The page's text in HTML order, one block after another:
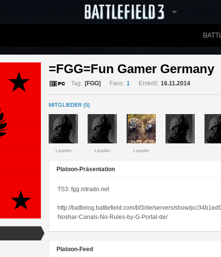
RANGLISTEN
=FGG=Fun Gamer Germany
Tag: [FGG] Fans: 1 Erstellt: 16.11.2014
MITGLIEDER (5)
Leader Leader Leader
Platoon-Präsentation
TS3: fgg.nitrado.net
http://battlelog.battlefield.com/bf3/de/servers/show/pc/
Noshar-Canals-No-Rules-by-G-Portal-de/
Platoon-Feed